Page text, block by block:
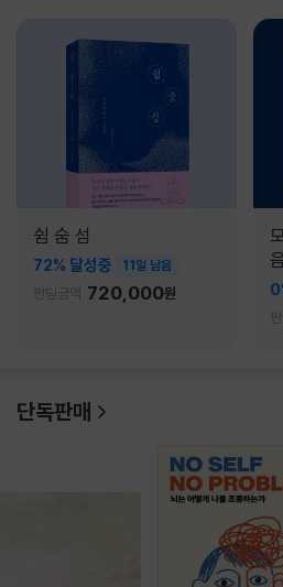
쉼 숨 섬
72% 달성중 11일 남음
펀딩금액 720,000원
단독판매